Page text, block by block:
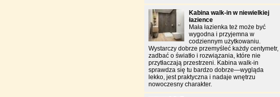
Kabina walk-in w niewielkiej
łazience
Mała łazienka też może być
wygodna i przyjemna w
codziennym użytkowaniu.
Wystarczy dobrze przemyśleć każdy centymetr,
zadbać o światło i rozwiązania, które nie
przytłaczają przestrzeni. Kabina walk-in
sprawdza się tu bardzo dobrze—wygląda
lekko, jest praktyczna i nadaje wnętrzu
nowoczesny charakter.